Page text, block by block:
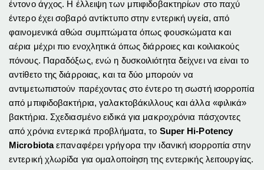
έντονο άγχος. Η έλλειψη των μπιφιδοβακτηρίων στο παχύ
έντερο έχει σοβαρό αντίκτυπο στην εντερική υγεία, από
φαινομενικά αθώα συμπτώματα όπως φουσκώματα και
αέρια μέχρι πιο ενοχλητικά όπως διάρροιες και κοιλιακούς
πόνους. Παραδόξως, ενώ η δυσκοιλιότητα δείχνει να είναι το
αντίθετο της διάρροιας, και τα δύο μπορούν να
αντιμετωπιστούν παρέχοντας στο έντερο τη σωστή ισορροπία
από μπιφιδοβακτήρια, γαλακτοβάκιλλους και άλλα «φιλικά»
βακτήρια. Σχεδιασμένο ειδικά για μακροχρόνια πάσχοντες
από χρόνια εντερικά προβλήματα, το Super Hi-Potency
Microbiotaεπαναφέρει γρήγορα την ιδανική ισορροπία στην
εντερική χλωρίδα για ομαλοποίηση της εντερικής λειτουργίας.